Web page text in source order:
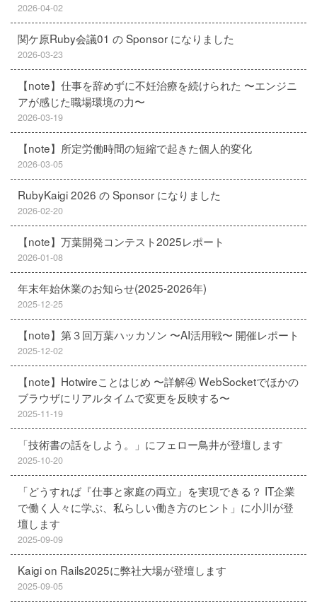
2026-04-02
関ケ原Ruby会議01 の Sponsor になりました
2026-03-23
【note】仕事を辞めずに不妊治療を続けられた 〜エンジニ
アが感じた職場環境の力〜
2026-03-19
【note】所定労働時間の短縮で起きた個人的変化
2026-03-05
RubyKaigi 2026 の Sponsor になりました
2026-02-20
【note】万葉開発コンテスト2025レポート
2026-01-08
年末年始休業のお知らせ(2025-2026年)
2025-12-25
【note】第３回万葉ハッカソン 〜AI活用戦〜 開催レポート
2025-12-02
【note】Hotwireことはじめ 〜詳解④ WebSocketでほかの
ブラウザにリアルタイムで変更を反映する〜
2025-11-19
「技術書の話をしよう。」にフェロー鳥井が登壇します
2025-10-20
「どうすれば『仕事と家庭の両立』を実現できる？ IT企業
で働く人々に学ぶ、私らしい働き方のヒント」に小川が登
壇します
2025-09-09
Kaigi on Rails2025に弊社大場が登壇します
2025-09-05